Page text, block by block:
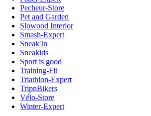
Pecheur-Store
Pet and Garden
Slowood Interior
Smash-Expert
Sneak'In
Sneakids
Sport is good
Training-Fit
Triathlon-Expert
TripnBikers
Vélo-Store
Winter-Expert